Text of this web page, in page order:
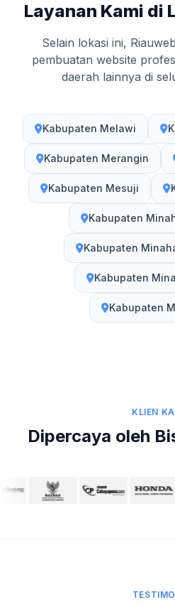
Layanan Kami di
Selain lokasi ini,
pembuatan website
daerah lainnya di
Kabupaten Melawi
Kabupaten Merangin
Kabupaten Mesuji
Kabupaten
Kabupaten
Kabupaten
Kabupaten
KLIEN
Dipercaya oleh